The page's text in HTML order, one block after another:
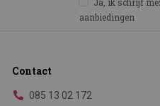
aanbiedingen
Contact
085 13 02 172